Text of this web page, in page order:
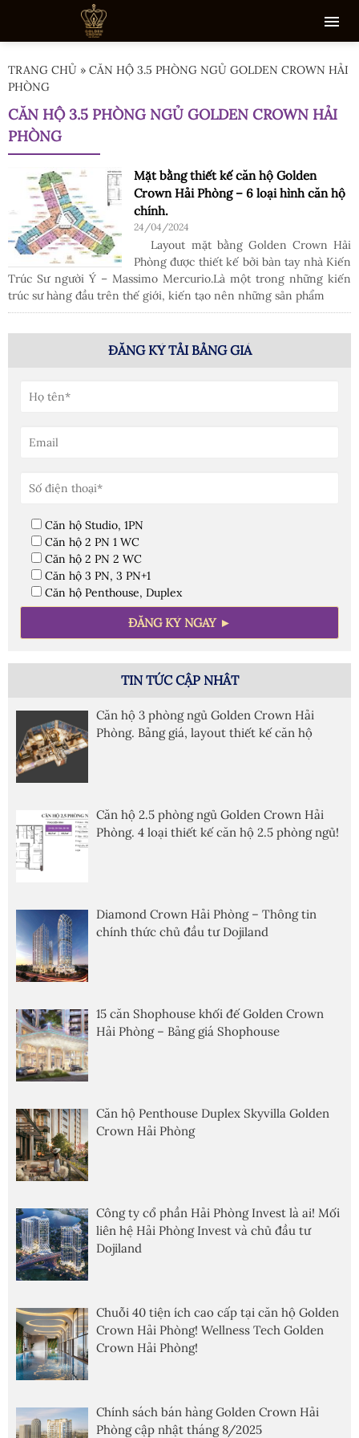
TRANG CHỦ » CĂN HỘ 3.5 PHÒNG NGỦ GOLDEN CROWN HẢI
PHÒNG
CĂN HỘ 3.5 PHÒNG NGỦ GOLDEN CROWN HẢI
PHÒNG
Mặt bằng thiết kế căn hộ Golden
Crown Hải Phòng – 6 loại hình căn hộ
chính.
24/04/2024
Layout mặt bằng Golden Crown Hải
Phòng được thiết kế bởi bàn tay nhà Kiến
Trúc Sư người Ý – Massimo Mercurio.Là một trong những kiến
trúc sư hàng đầu trên thế giới, kiến tạo nên những sản phẩm
ĐĂNG KÝ TẢI BẢNG GIÁ
Căn hộ Studio, 1PN
Căn hộ 2 PN 1 WC
Căn hộ 2 PN 2 WC
Căn hộ 3 PN, 3 PN+1
Căn hộ Penthouse, Duplex
TIN TỨC CẬP NHÂT
Căn hộ 3 phòng ngủ Golden Crown Hải
Phòng. Bảng giá, layout thiết kế căn hộ
Căn hộ 2.5 phòng ngủ Golden Crown Hải
Phòng. 4 loại thiết kế căn hộ 2.5 phòng ngủ!
Diamond Crown Hải Phòng – Thông tin
chính thức chủ đầu tư Dojiland
15 căn Shophouse khối đế Golden Crown
Hải Phòng – Bảng giá Shophouse
Căn hộ Penthouse Duplex Skyvilla Golden
Crown Hải Phòng
Công ty cổ phần Hải Phòng Invest là ai! Mối
liên hệ Hải Phòng Invest và chủ đầu tư
Dojiland
Chuỗi 40 tiện ích cao cấp tại căn hộ Golden
Crown Hải Phòng! Wellness Tech Golden
Crown Hải Phòng!
Chính sách bán hàng Golden Crown Hải
Phòng cập nhật tháng 8/2025